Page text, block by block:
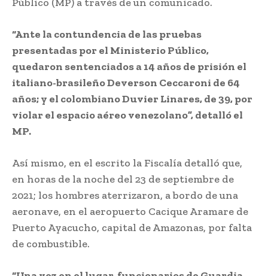
“Ante la contundencia de las pruebas
presentadas por el Ministerio Público,
quedaron sentenciados a 14 años de prisión el
italiano-brasileño Deverson Ceccaroni de 64
años; y el colombiano Duvier Linares, de 39, por
violar el espacio aéreo venezolano”, detalló el
MP.
Así mismo, en el escrito la Fiscalía detalló que,
en horas de la noche del 23 de septiembre de
2021; los hombres aterrizaron, a bordo de una
aeronave, en el aeropuerto Cacique Aramare de
Puerto Ayacucho, capital de Amazonas, por falta
de combustible.